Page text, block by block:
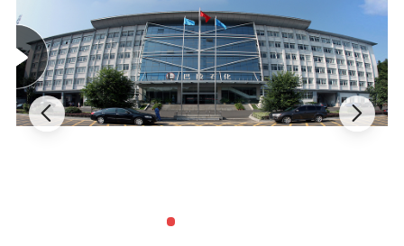
L'emballage et expédition
20kg/drum, 230 kg/tambour, 1150kg/l'IBC, RÉSERVOIR 23-